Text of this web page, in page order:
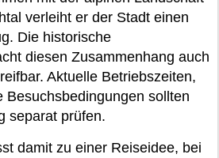
verleiht er der Stadt einen
Die historische
diesen Zusammenhang auch
Aktuelle Betriebszeiten,
Besuchsbedingungen sollten
separat prüfen.
damit zu einer Reiseidee, bei